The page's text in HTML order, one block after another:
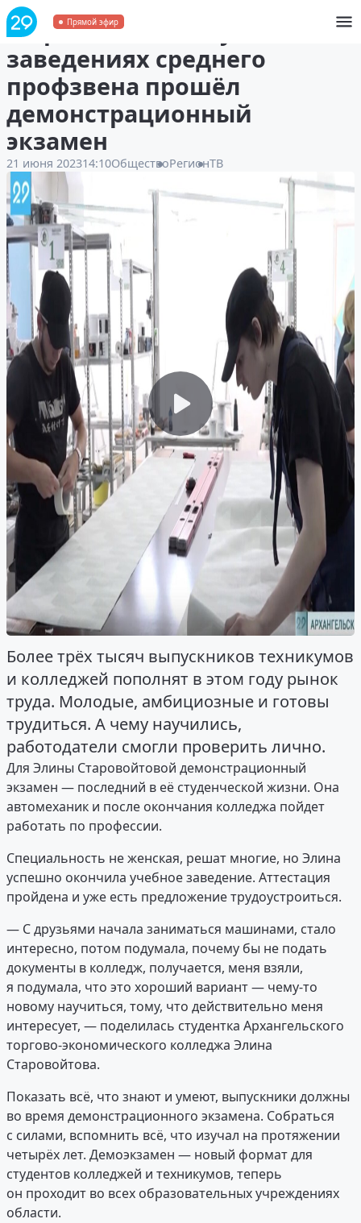
Прямой эфир
В Архангельске в учебных
заведениях среднего
профзвена прошёл
демонстрационный
экзамен
21 июня 202314:10ОбществоРегионТВ
Более трёх тысяч выпускников техникумов
и колледжей пополнят в этом году рынок
труда. Молодые, амбициозные и готовы
трудиться. А чему научились,
работодатели смогли проверить лично.
Для Элины Старовойтовой демонстрационный
экзамен — последний в её студенческой жизни. Она
автомеханик и после окончания колледжа пойдет
работать по профессии.
Специальность не женская, решат многие, но Элина
успешно окончила учебное заведение. Аттестация
пройдена и уже есть предложение трудоустроиться.
— С друзьями начала заниматься машинами, стало
интересно, потом подумала, почему бы не подать
документы в колледж, получается, меня взяли,
я подумала, что это хороший вариант — чему-то
новому научиться, тому, что действительно меня
интересует, — поделилась студентка Архангельского
торгово-экономического колледжа Элина
Старовойтова.
Показать всё, что знают и умеют, выпускники должны
во время демонстрационного экзамена. Собраться
с силами, вспомнить всё, что изучал на протяжении
четырёх лет. Демоэкзамен — новый формат для
студентов колледжей и техникумов, теперь
он проходит во всех образовательных учреждениях
области.